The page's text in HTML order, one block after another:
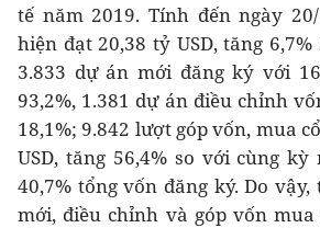
tế năm 2019. Tính đến ngày
hiện đạt 20,38 tỷ USD, tăng
3.833 dự án mới đăng ký với
93,2%, 1.381 dự án điều chỉnh
18,1%; 9.842 lượt góp vốn, mua
USD, tăng 56,4% so với cùng kỳ
40,7% tổng vốn đăng ký. Do
mới, điều chỉnh và góp vốn